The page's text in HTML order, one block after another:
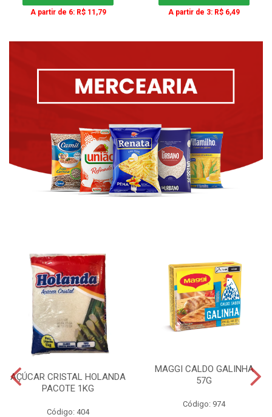
A partir de 6: R$ 11,79 A partir de 3: R$ 6,49
AÇÚCAR CRISTAL HOLANDA
PACOTE 1KG
Código: 404
MAGGI CALDO GALINHA
57G
Código: 974